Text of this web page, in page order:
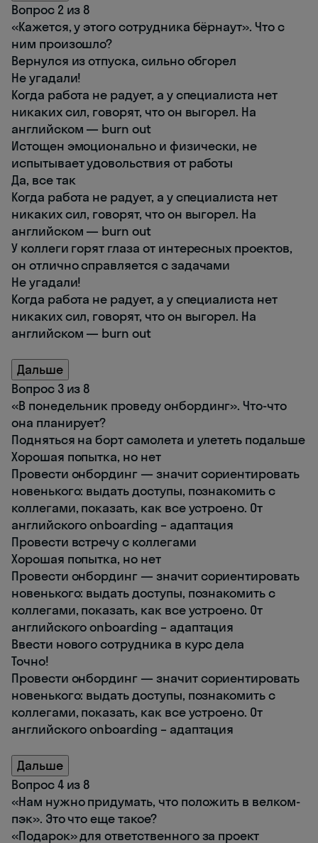
Вопрос 2 из 8
«Кажется, у этого сотрудника бёрнаут». Что с
ним произошло?
Вернулся из отпуска, сильно обгорел
Не угадали!
Когда работа не радует, а у специалиста нет
никаких сил, говорят, что он выгорел. На
английском — burn out
Истощен эмоционально и физически, не
испытывает удовольствия от работы
Да, все так
Когда работа не радует, а у специалиста нет
никаких сил, говорят, что он выгорел. На
английском — burn out
У коллеги горят глаза от интересных проектов,
он отлично справляется с задачами
Не угадали!
Когда работа не радует, а у специалиста нет
никаких сил, говорят, что он выгорел. На
английском — burn out
Дальше
Вопрос 3 из 8
«В понедельник проведу онбординг». Что-что
она планирует?
Подняться на борт самолета и улететь подальше
Хорошая попытка, но нет
Провести онбординг — значит сориентировать
новенького: выдать доступы, познакомить с
коллегами, показать, как все устроено. От
английского onboarding – адаптация
Провести встречу с коллегами
Хорошая попытка, но нет
Провести онбординг — значит сориентировать
новенького: выдать доступы, познакомить с
коллегами, показать, как все устроено. От
английского onboarding – адаптация
Ввести нового сотрудника в курс дела
Точно!
Провести онбординг — значит сориентировать
новенького: выдать доступы, познакомить с
коллегами, показать, как все устроено. От
английского onboarding – адаптация
Дальше
Вопрос 4 из 8
«Нам нужно придумать, что положить в велком-
пэк». Это что еще такое?
«Подарок» для ответственного за проект